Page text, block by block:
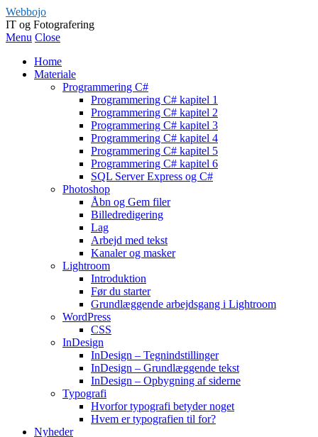
Webbojo
IT og Fotografering
Menu Close
Home
Materiale
Programmering C#
Programmering C# kapitel 1
Programmering C# kapitel 2
Programmering C# kapitel 3
Programmering C# kapitel 4
Programmering C# kapitel 5
Programmering C# kapitel 6
SQL Server Express og C#
Photoshop
Åbn og Gem filer
Billedredigering
Lag
Arbejd med tekst
Kanaler og masker
Lightroom
Introduktion
Før du starter
Grundlæggende arbejdsgang i Lightroom
WordPress
CSS
InDesign
InDesign – Tegnindstillinger
InDesign – Grundlæggende tekst
InDesign – Opbygning af siderne
Typografi
Hvorfor typografi betyder noget
Hvem er typografien til for?
Nyheder